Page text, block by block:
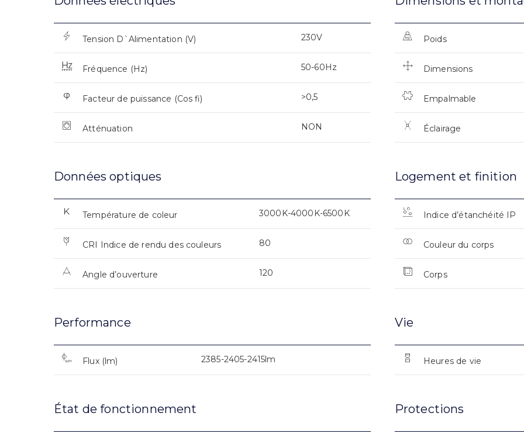
Tension D`Alimentation (V) 230V
Fréquence (Hz) 50-60Hz
Facteur de puissance (Cos fi) >0,5
Atténuation NON
Poids
Dimensions
Empalmable
Éclairage
Données optiques
Température de coleur 3000K-4000K-6500K
CRI Indice de rendu des couleurs 80
Angle d’ouverture 120
Logement et finition
Indice d’étanchéité IP
Couleur du corps
Corps
Performance
Flux (lm) 2385-2405-2415lm
Vie
Heures de vie
État de fonctionnement Protections